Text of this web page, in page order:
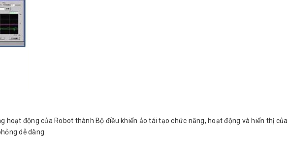
hoạt động của Robot thành Bộ điều khiển ảo tái tạo chức năng, hoạt động và hiển thị
dễ dàng.